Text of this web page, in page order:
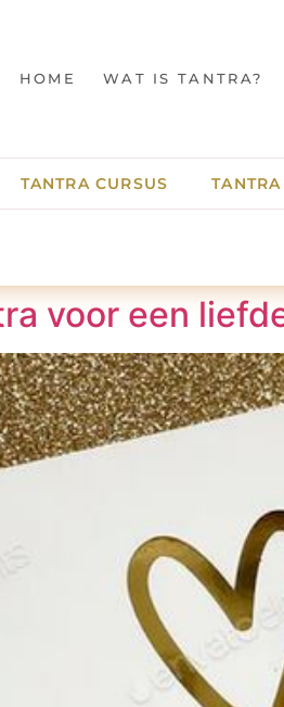
HOME WAT IS TANTRA?
TANTRA CURSUS
voor een